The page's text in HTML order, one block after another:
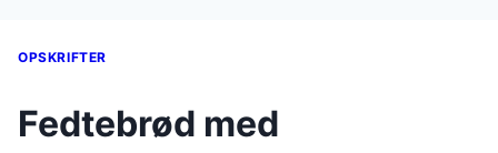
OPSKRIFTER
Fedtebrød med